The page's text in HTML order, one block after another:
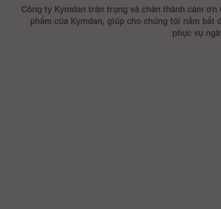
Công ty Kymdan trân trọng và chân thành cảm
phẩm của Kymdan, giúp cho chúng tôi nắm
phục vụ